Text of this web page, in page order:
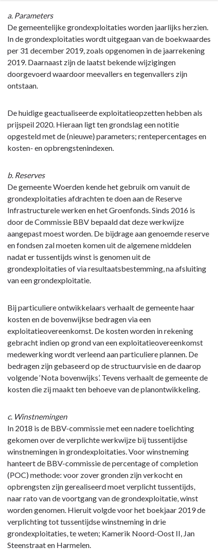
Terug
naar
navigatie
Paragraaf
Grondbeleid
Uitgangspunten
voor
grondexploitaties
a. Parameters
De gemeentelijke grondexploitaties worden jaarlijks herzien.
In de grondexploitaties wordt uitgegaan van de boekwaardes
per 31 december 2019, zoals opgenomen in de jaarrekening
2019. Daarnaast zijn de laatst bekende wijzigingen
doorgevoerd waardoor meevallers en tegenvallers zijn
ontstaan.
De huidige geactualiseerde exploitatieopzetten hebben als
prijspeil 2020. Hieraan ligt ten grondslag een notitie
opgesteld met de (nieuwe) parameters; rentepercentages en
kosten- en opbrengstenindexen.
b. Reserves
De gemeente Woerden kende het gebruik om vanuit de
grondexploitaties afdrachten te doen aan de Reserve
Infrastructurele werken en het Groenfonds. Sinds 2016 is
door de Commissie BBV bepaald dat deze werkwijze
aangepast moest worden. De bijdrage aan genoemde reserve
en fondsen zal moeten komen uit de algemene middelen
nadat er tussentijds winst is genomen uit de
grondexploitaties of via resultaatsbestemming, na afsluiting
van een grondexploitatie.
Bij particuliere ontwikkelaars verhaalt de gemeente haar
kosten en de bovenwijkse bedragen via een
exploitatieovereenkomst. De kosten worden in rekening
gebracht indien op grond van een exploitatieovereenkomst
medewerking wordt verleend aan particuliere plannen. De
bedragen zijn gebaseerd op de structuurvisie en de daarop
volgende ‘Nota bovenwijks’. Tevens verhaalt de gemeente de
kosten die zij maakt ten behoeve van de planontwikkeling.
c. Winstnemingen
In 2018 is de BBV-commissie met een nadere toelichting
gekomen over de verplichte werkwijze bij tussentijdse
winstnemingen in grondexploitaties. Voor winstneming
hanteert de BBV-commissie de percentage of completion
(POC) methode: voor zover gronden zijn verkocht en
opbrengsten zijn gerealiseerd moet verplicht tussentijds,
naar rato van de voortgang van de grondexploitatie, winst
worden genomen. Hieruit volgde voor het boekjaar 2019 de
verplichting tot tussentijdse winstneming in drie
grondexploitaties, te weten; Kamerik Noord-Oost II, Jan
Steenstraat en Harmelen.